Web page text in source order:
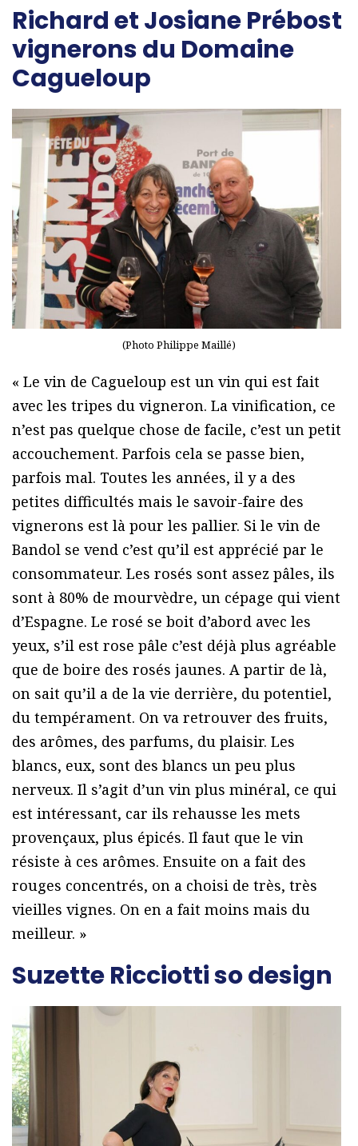
Richard et Josiane Prébost
vignerons du Domaine
Cagueloup
(Photo Philippe Maillé)
« Le vin de Cagueloup est un vin qui est fait
avec les tripes du vigneron. La vinification, ce
n’est pas quelque chose de facile, c’est un petit
accouchement. Parfois cela se passe bien,
parfois mal. Toutes les années, il y a des
petites difficultés mais le savoir-faire des
vignerons est là pour les pallier. Si le vin de
Bandol se vend c’est qu’il est apprécié par le
consommateur. Les rosés sont assez pâles, ils
sont à 80% de mourvèdre, un cépage qui vient
d’Espagne. Le rosé se boit d’abord avec les
yeux, s’il est rose pâle c’est déjà plus agréable
que de boire des rosés jaunes. A partir de là,
on sait qu’il a de la vie derrière, du potentiel,
du tempérament. On va retrouver des fruits,
des arômes, des parfums, du plaisir. Les
blancs, eux, sont des blancs un peu plus
nerveux. Il s’agit d’un vin plus minéral, ce qui
est intéressant, car ils rehausse les mets
provençaux, plus épicés. Il faut que le vin
résiste à ces arômes. Ensuite on a fait des
rouges concentrés, on a choisi de très, très
vieilles vignes. On en a fait moins mais du
meilleur. »
Suzette Ricciotti so design